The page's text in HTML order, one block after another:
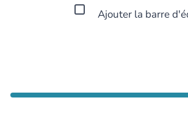
Ajouter la barre